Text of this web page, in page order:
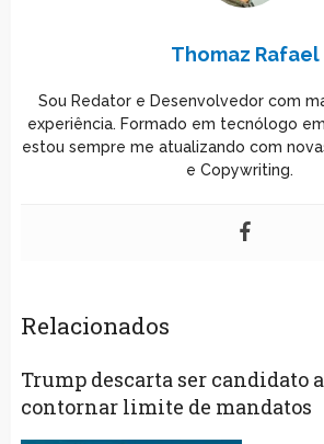
Thomaz Rafael
Sou Redator e Desenvolvedor com
experiência. Formado em tecnólogo
estou sempre me atualizando com
e Copywriting.
Relacionados
Trump descarta ser candidato
contornar limite de mandatos